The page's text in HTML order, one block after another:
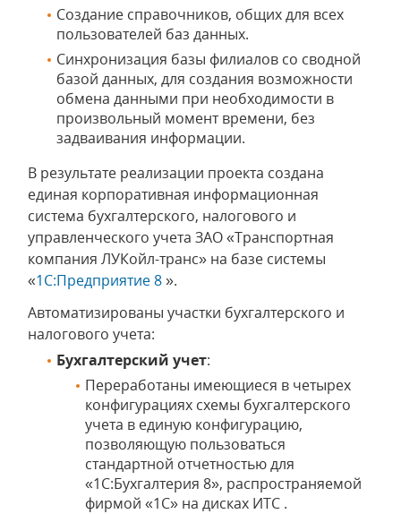
Создание справочников, общих для всех
пользователей баз данных.
Синхронизация базы филиалов со сводной
базой данных, для создания возможности
обмена данными при необходимости в
произвольный момент времени, без
задваивания информации.
В результате реализации проекта создана
единая корпоративная информационная
система бухгалтерского, налогового и
управленческого учета ЗАО «Транспортная
компания ЛУКойл-транс» на базе системы
«1С:Предприятие 8».
Автоматизированы участки бухгалтерского и
налогового учета:
Бухгалтерский учет:
Переработаны имеющиеся в четырех
конфигурациях схемы бухгалтерского
учета в единую конфигурацию,
позволяющую пользоваться
стандартной отчетностью для
«1С:Бухгалтерия 8», распространяемой
фирмой «1С» на дисках ИТС .